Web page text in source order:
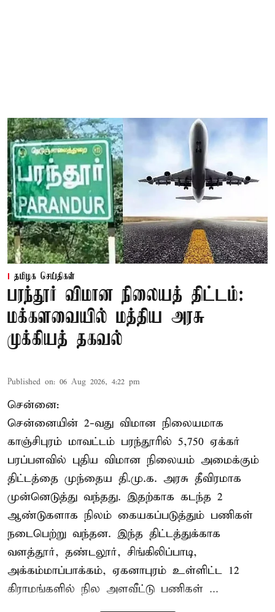
தமிழக செய்திகள்
பரந்தூர் விமான நிலையத் திட்டம்:
மக்களவையில் மத்திய அரசு
முக்கியத் தகவல்
Published on: 06 Aug 2026, 4:22 pm
சென்னை:
சென்னையின் 2-வது விமான நிலையமாக
காஞ்சிபுரம் மாவட்டம் பரந்தூரில் 5,750 ஏக்கர்
பரப்பளவில் புதிய விமான நிலையம் அமைக்கும்
திட்டத்தை முந்தைய தி.மு.க. அரசு தீவிரமாக
முன்னெடுத்து வந்தது. இதற்காக கடந்த 2
ஆண்டுகளாக நிலம் கையகப்படுத்தும் பணிகள்
நடைபெற்று வந்தன. இந்த திட்டத்துக்காக
வளத்தூர், தண்டலூர், சிங்கிலிப்பாடி,
அக்கம்மாப்பாக்கம், ஏகனாபுரம் உள்ளிட்ட 12
கிராமங்களில் நில அளவீட்டு பணிகள் ...